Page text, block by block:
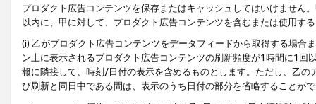
プロダクト広告コンテンツを保存またはキャッシュしてはいけません
以内に、甲に対して、プロダクト広告コンテンツを含むまたは使用す
(i) 乙がプロダクト広告コンテンツをデータフィードから取得する場合
ン上に表示されるプロダクト広告コンテンツの刷新頻度が1時間に1
報に隣接して、時刻/日付の表示を含めるものとします。ただし、乙
び刷新と同日中である間は、表示のうち日付の部分を省略することが